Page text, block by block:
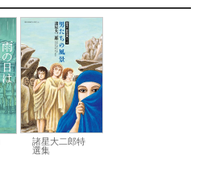
諸星大二郎特
選集